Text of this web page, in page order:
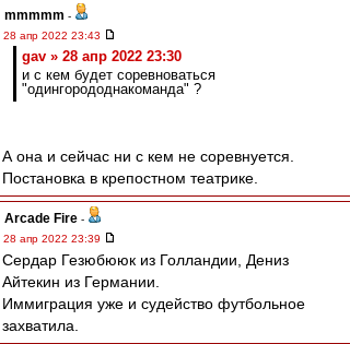
mmmmm -
28 апр 2022 23:43
gav » 28 апр 2022 23:30
и с кем будет соревноваться
"одингорододнакоманда" ?
А она и сейчас ни с кем не соревнуется.
Постановка в крепостном театрике.
Arcade Fire -
28 апр 2022 23:39
Сердар Гезюбююк из Голландии, Дениз
Айтекин из Германии.
Иммиграция уже и судейство футбольное
захватила.